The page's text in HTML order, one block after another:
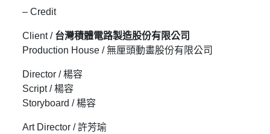
– Credit
Client / 台灣積體電路製造股份有限公司
Production House / 無厘頭動畫股份有限公司
Director / 楊容
Script / 楊容
Storyboard / 楊容
Art Director / 許芳瑜